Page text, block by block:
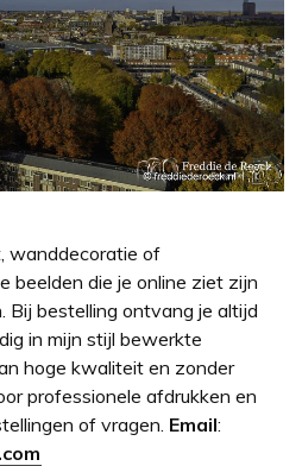
wanddecoratie of
beelden die je online ziet zijn
Bij bestelling ontvang je altijd
in mijn stijl bewerkte
hoge kwaliteit en zonder
professionele afdrukken en
of vragen. Email: